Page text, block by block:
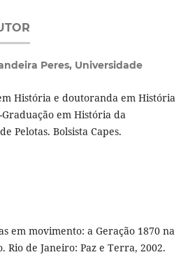
Peres, Universidade
História e doutoranda em História
em História da
Pelotas. Bolsista Capes.
em movimento: a Geração 1870 na
Rio de Janeiro: Paz e Terra, 2002.